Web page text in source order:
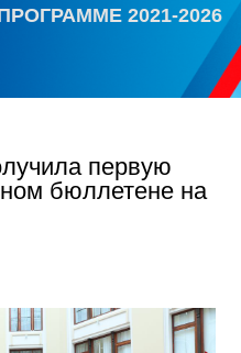
2021-2026
первую
бюллетене на